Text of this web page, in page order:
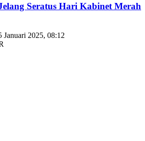
Seratus Hari Kabinet Merah
Januari 2025, 08:12